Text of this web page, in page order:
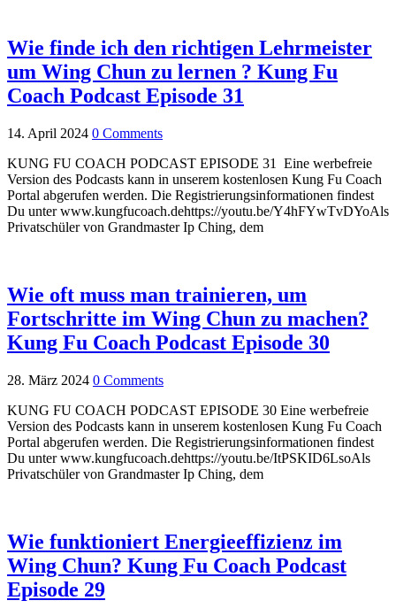
Wie finde ich den richtigen Lehrmeister
um Wing Chun zu lernen ? Kung Fu
Coach Podcast Episode 31
14. April 2024 0 Comments
KUNG FU COACH PODCAST EPISODE 31 Eine werbefreie
Version des Podcasts kann in unserem kostenlosen Kung Fu Coach
Portal abgerufen werden. Die Registrierungsinformationen findest
Du unter www.kungfucoach.dehttps://youtu.be/Y4hFYwTvDYoAls
Privatschüler von Grandmaster Ip Ching, dem
Wie oft muss man trainieren, um
Fortschritte im Wing Chun zu machen?
Kung Fu Coach Podcast Episode 30
28. März 2024 0 Comments
KUNG FU COACH PODCAST EPISODE 30 Eine werbefreie
Version des Podcasts kann in unserem kostenlosen Kung Fu Coach
Portal abgerufen werden. Die Registrierungsinformationen findest
Du unter www.kungfucoach.dehttps://youtu.be/ItPSKID6LsoAls
Privatschüler von Grandmaster Ip Ching, dem
Wie funktioniert Energieeffizienz im
Wing Chun? Kung Fu Coach Podcast
Episode 29